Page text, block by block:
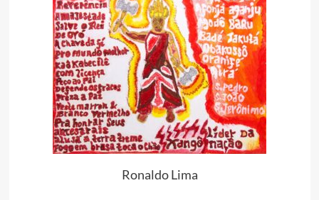
Ronaldo Lima